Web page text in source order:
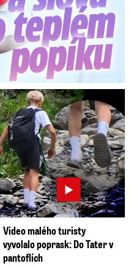
Video malého turisty
vyvolalo poprask: Do Tater v
pantoflích